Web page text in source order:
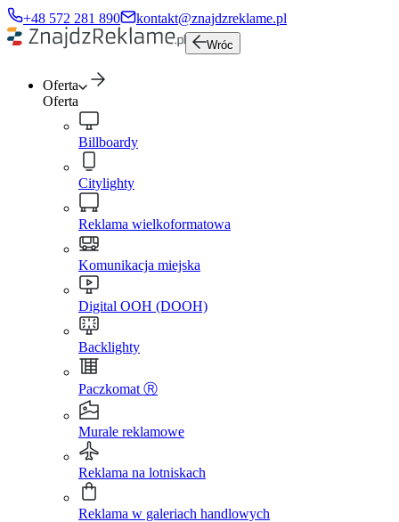
+48 572 281 890 kontakt@znajdzreklame.pl
Wróc
Oferta
Oferta
Billboardy
Citylighty
Reklama wielkoformatowa
Komunikacja miejska
Digital OOH (DOOH)
Backlighty
Paczkomat Ⓡ
Murale reklamowe
Reklama na lotniskach
Reklama w galeriach handlowych